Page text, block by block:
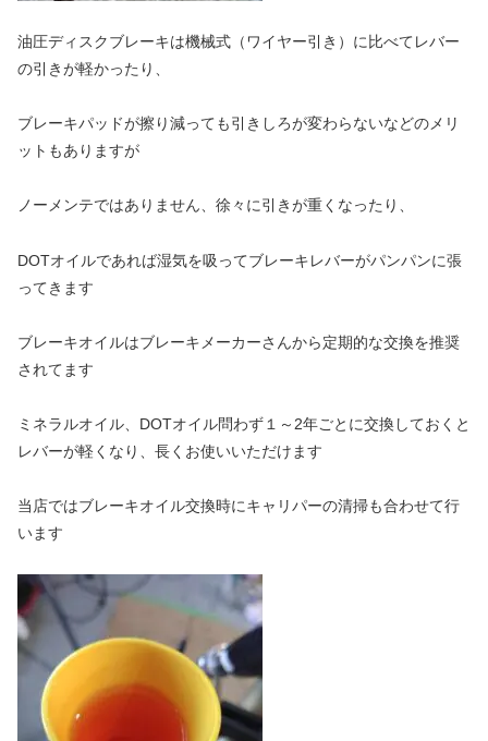
油圧ディスクブレーキは機械式（ワイヤー引き）に比べてレバー
の引きが軽かったり、
ブレーキパッドが擦り減っても引きしろが変わらないなどのメリ
ットもありますが
ノーメンテではありません、徐々に引きが重くなったり、
DOTオイルであれば湿気を吸ってブレーキレバーがパンパンに張
ってきます
ブレーキオイルはブレーキメーカーさんから定期的な交換を推奨
されてます
ミネラルオイル、DOTオイル問わず１～2年ごとに交換しておくと
レバーが軽くなり、長くお使いいただけます
当店ではブレーキオイル交換時にキャリパーの清掃も合わせて行
います